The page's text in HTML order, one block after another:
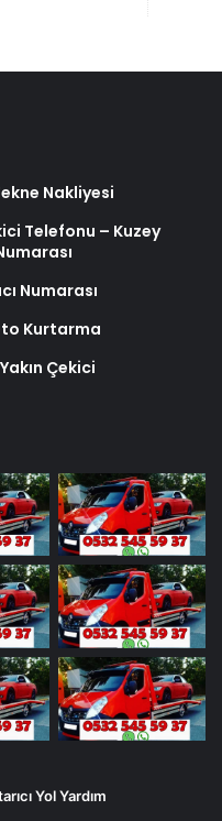
Nakliyesi
Telefonu – Kuzey
Numarası
Kurtarma
Çekici
Yol Yardım